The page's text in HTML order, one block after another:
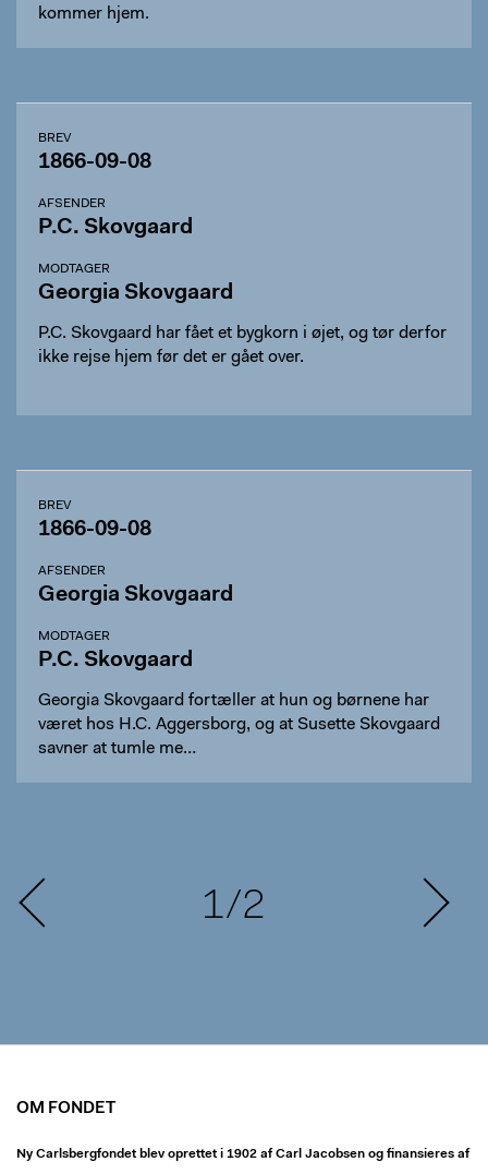
kommer hjem.
BREV
1866-09-08
AFSENDER
P.C. Skovgaard
MODTAGER
Georgia Skovgaard
P.C. Skovgaard har fået et bygkorn i øjet, og tør derfor
ikke rejse hjem før det er gået over.
BREV
1866-09-08
AFSENDER
Georgia Skovgaard
MODTAGER
P.C. Skovgaard
Georgia Skovgaard fortæller at hun og børnene har
været hos H.C. Aggersborg, og at Susette Skovgaard
savner at tumle me…
1/2
OM FONDET
Ny Carlsbergfondet blev oprettet i 1902 af Carl Jacobsen og finansieres af